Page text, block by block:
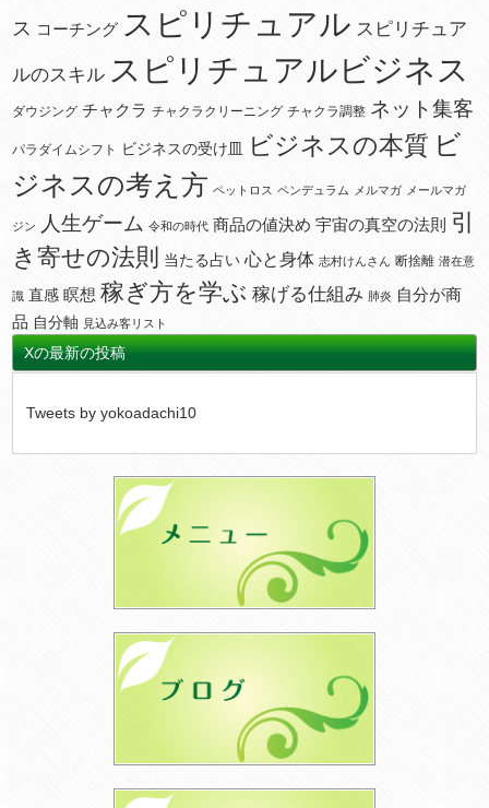
ス コーチング スピリチュアル スピリチュア
ルのスキル スピリチュアルビジネス
ダウジング チャクラ チャクラクリーニング チャクラ調整 ネット集客
パラダイムシフト ビジネスの受け皿 ビジネスの本質 ビ
ジネスの考え方 ペットロス ペンデュラム メルマガ メールマガ
ジン 人生ゲーム 令和の時代 商品の値決め 宇宙の真空の法則 引
き寄せの法則
当たる占い 心と身体 志村けんさん 断捨離 潜在意
識 直感 瞑想 稼ぎ方を学ぶ 稼げる仕組み 肺炎 自分が商
品 自分軸 見込み客リスト
Xの最新の投稿
Tweets by yokoadachi10